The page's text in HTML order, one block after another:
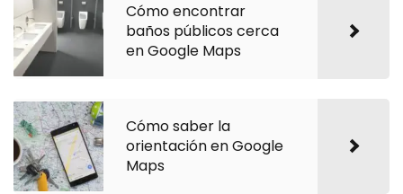
Cómo encontrar
baños públicos cerca
en Google Maps
Cómo saber la
orientación en Google
Maps